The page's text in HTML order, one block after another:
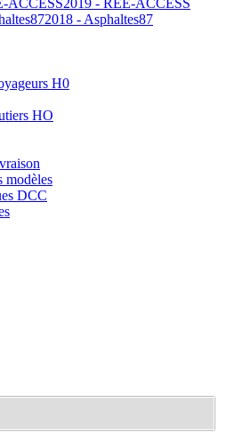
2019 - REE-ACCESS
2018 - Asphaltes87
H0
HO
modèles
DCC